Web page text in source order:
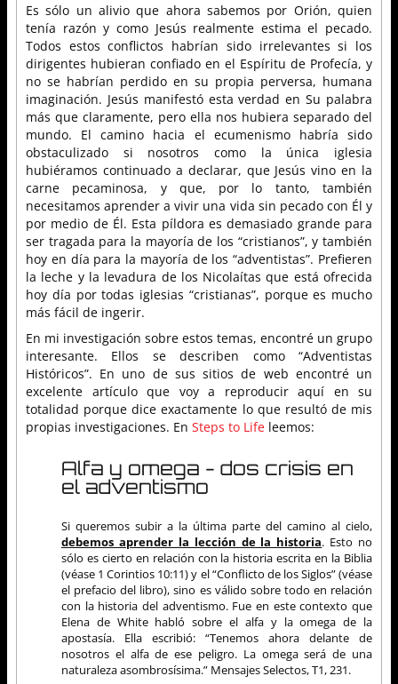
Es sólo un alivio que ahora sabemos por Orión, quien
tenía razón y como Jesús realmente estima el pecado.
Todos estos conflictos habrían sido irrelevantes si los
dirigentes hubieran confiado en el Espíritu de Profecía, y
no se habrían perdido en su propia perversa, humana
imaginación. Jesús manifestó esta verdad en Su palabra
más que claramente, pero ella nos hubiera separado del
mundo. El camino hacia el ecumenismo habría sido
obstaculizado si nosotros como la única iglesia
hubiéramos continuado a declarar, que Jesús vino en la
carne pecaminosa, y que, por lo tanto, también
necesitamos aprender a vivir una vida sin pecado con Él y
por medio de Él. Esta píldora es demasiado grande para
ser tragada para la mayoría de los “cristianos”, y también
hoy en día para la mayoría de los “adventistas”. Prefieren
la leche y la levadura de los Nicolaítas que está ofrecida
hoy día por todas iglesias “cristianas”, porque es mucho
más fácil de ingerir.
En mi investigación sobre estos temas, encontré un grupo
interesante. Ellos se describen como “Adventistas
Históricos”. En uno de sus sitios de web encontré un
excelente artículo que voy a reproducir aquí en su
totalidad porque dice exactamente lo que resultó de mis
propias investigaciones. En Steps to Life leemos:
Alfa y omega - dos crisis en
el adventismo
Si queremos subir a la última parte del camino al cielo,
debemos aprender la lección de la historia. Esto no
sólo es cierto en relación con la historia escrita en la Biblia
(véase 1 Corintios 10:11) y el “Conflicto de los Siglos” (véase
el prefacio del libro), sino es válido sobre todo en relación
con la historia del adventismo. Fue en este contexto que
Elena de White habló sobre el alfa y la omega de la
apostasía. Ella escribió: “Tenemos ahora delante de
nosotros el alfa de ese peligro. La omega será de una
naturaleza asombrosísima.” Mensajes Selectos, T1, 231.